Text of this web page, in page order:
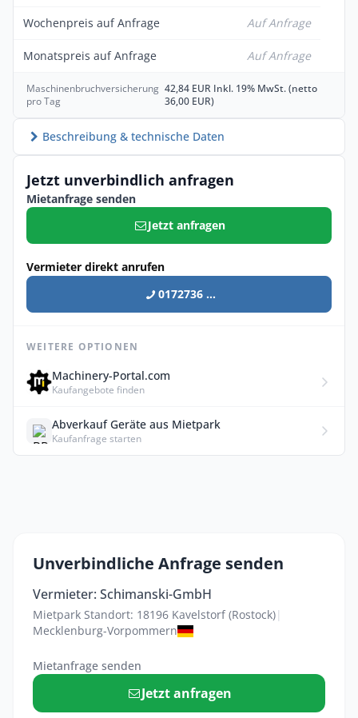
Wochenpreis auf Anfrage Auf Anfrage
Monatspreis auf Anfrage Auf Anfrage
Maschinenbruchversicherung
pro Tag
42,84 EUR Inkl. 19% MwSt. (netto
36,00 EUR)
Beschreibung & technische Daten
Jetzt unverbindlich anfragen
Mietanfrage senden
Jetzt anfragen
Vermieter direkt anrufen
0172736 ...
WEITERE OPTIONEN
Machinery-Portal.com
Kaufangebote finden
Abverkauf Geräte aus Mietpark
Kaufanfrage starten
Unverbindliche Anfrage senden
Vermieter: Schimanski-GmbH
Mietpark Standort: 18196 Kavelstorf (Rostock)|
Mecklenburg-Vorpommern
Mietanfrage senden
Jetzt anfragen